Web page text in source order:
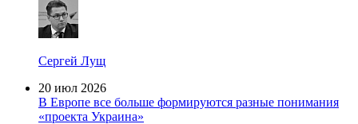
Сергей Лущ
20 июл 2026
В Европе все больше формируются разные понимания
«проекта Украина»